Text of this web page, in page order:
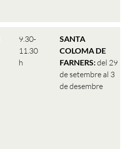
9.30-
11.30
h
SANTA
COLOMA DE
FARNERS:del 29
de setembre al 3
de desembre